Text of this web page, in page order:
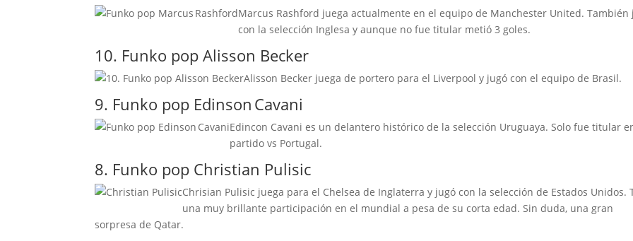
Marcus Rashford juega actualmente en el equipo de Manchester United. También
con la selección Inglesa y aunque no fue titular metió 3 goles.
10. Funko pop Alisson Becker
Alisson Becker juega de portero para el Liverpool y jugó con el equipo de Brasil.
9. Funko pop Edinson Cavani
Edincon Cavani es un delantero histórico de la selección Uruguaya. Solo fue titular
partido vs Portugal.
8. Funko pop Christian Pulisic
Chrisian Pulisic juega para el Chelsea de Inglaterra y jugó con la selección de Estados Unidos.
una muy brillante participación en el mundial a pesa de su corta edad. Sin duda, una gran
sorpresa de Qatar.